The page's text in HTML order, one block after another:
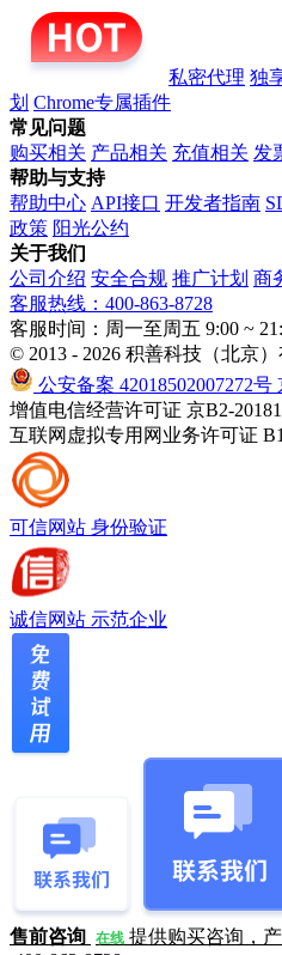
私密代理 独
划 Chrome专属插件
常见问题
购买相关 产品相关 充值相关 发
帮助与支持
帮助中心 API接口 开发者指南
政策 阳光公约
关于我们
公司介绍 安全合规 推广计划 商
客服热线：400-863-8728
客服时间：周一至周五 9:00 ~
© 2013 - 2026 积善科技（北京）
公安备案 42018502007272号
增值电信经营许可证 京B2-
互联网虚拟专用网业务许可证
可信网站 身份验证
诚信网站 示范企业
售前咨询 在线 提供购买咨询，